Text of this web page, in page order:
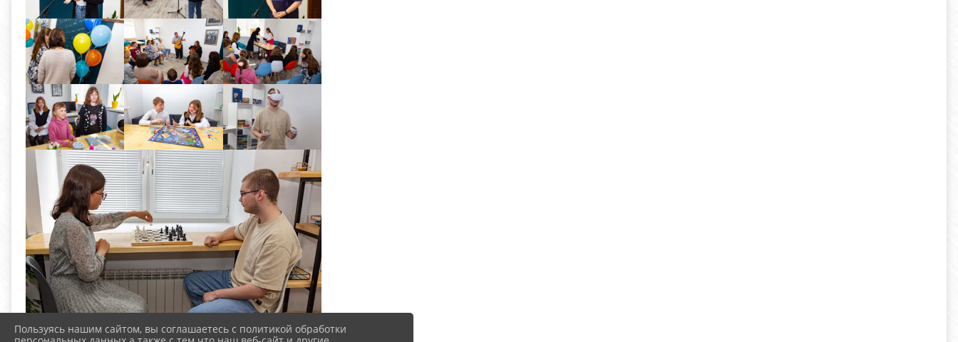
Пользуясь нашим сайтом, вы соглашаетесь с политикой обработки